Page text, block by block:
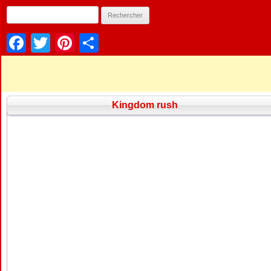
Facebook
TwitterPinterest
Kingdom rush